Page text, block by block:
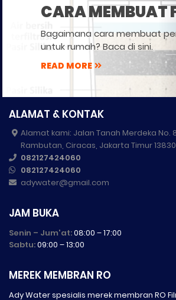
CARA MEMBUAT
Bagaimana cara membuat
untuk rumah? Baca di sini.
READ MORE
ALAMAT & KONTAK
Alamat kami: Jalan Tanah Merdeka No.
Rambutan, Ciracas, Jakarta Timur 13830
082127424060
082127424060
adywater@gmail.com
JAM BUKA
Senin – Jum'at:08:00 – 17:00
Sabtu:09:00 – 13:00
MEREK MEMBRAN RO
Ady Water spesialis merek membran RO